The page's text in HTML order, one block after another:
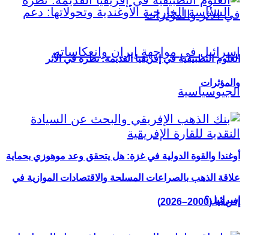
أوغندا والقوة الدولية في غزة: هل يتحقق وعد موهوزي بحماية
إسرائيل؟
العلوم التطبيقية في إفريقيا القديمة: نظرة في الأثر
والمؤثرات
علاقة الذهب بالصراعات المسلحة والاقتصادات الموازية في
إفريقيا (2000–2026)